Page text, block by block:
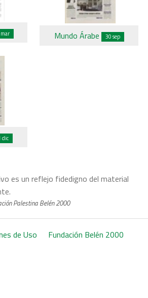
Mundo Árabe 30 sep
dic
es un reflejo fidedigno del material
Palestina Belén 2000
de Uso
Fundación Belén 2000